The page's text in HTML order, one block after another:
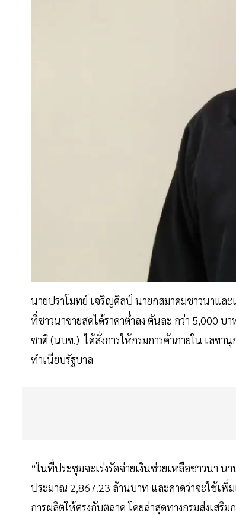
นายปราโมทย์ เจริญศิลป์ นายกสมาคมชาวนาและ
ที่ชาวนาขายสดได้ราคาต่ำลง ตันละ กว่า 5,000
ชาติ (นบข.) ได้สั่งการให้กรมการค้าภายใน เลข
ทำเนียบรัฐบาล
“ในที่ประชุมจะเร่งรัดจ่ายเงินช่วยเหลือชาวนา น
ประมาณ 2,867.23 ล้านบาท และคาดว่าจะใช้เพิ่ม
การผลิตให้ตรงกับตลาด โดยล่าสุดทางกรมส่งเส